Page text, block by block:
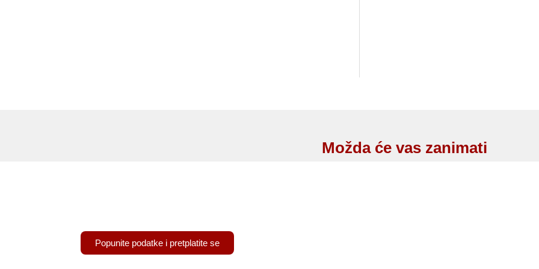
Možda će vas zanimati
Popunite podatke i pretplatite se